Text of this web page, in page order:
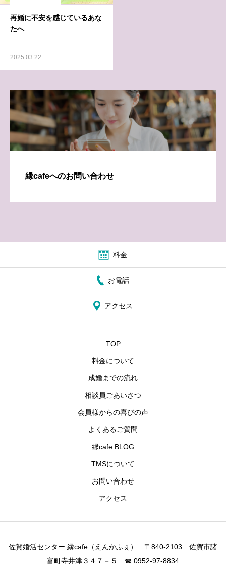
再婚に不安を感じているあな
たへ
2025.03.22
縁cafeへのお問い合わせ
料金
お電話
アクセス
TOP
料金について
成婚までの流れ
相談員ごあいさつ
会員様からの喜びの声
よくあるご質問
縁cafe BLOG
TMSについて
お問い合わせ
アクセス
佐賀婚活センター 縁cafe（えんかふぇ） 〒840-2103 佐賀市諸
富町寺井津３４７－５ ☎ 0952-97-8834